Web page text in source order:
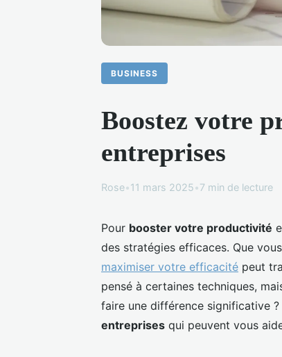
BUSINESS
Boostez votre
entreprises
Rose•11 mars 2025•7 min de lecture
Pour booster votre productivité
des stratégies efficaces. Que
maximiser votre efficacité peut
pensé à certaines techniques,
faire une différence significative ?
entreprises qui peuvent vous